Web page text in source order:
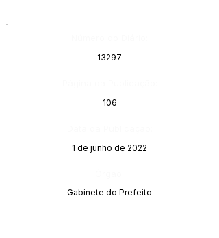
13297
106
1 de junho de 2022
Gabinete do Prefeito